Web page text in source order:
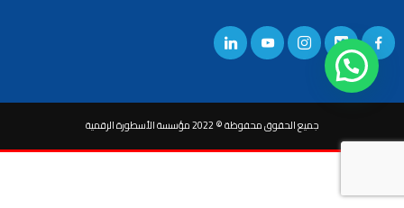
جميع الحقوق محفوظة © 2022 مؤسسة الأسطورة الرقمية